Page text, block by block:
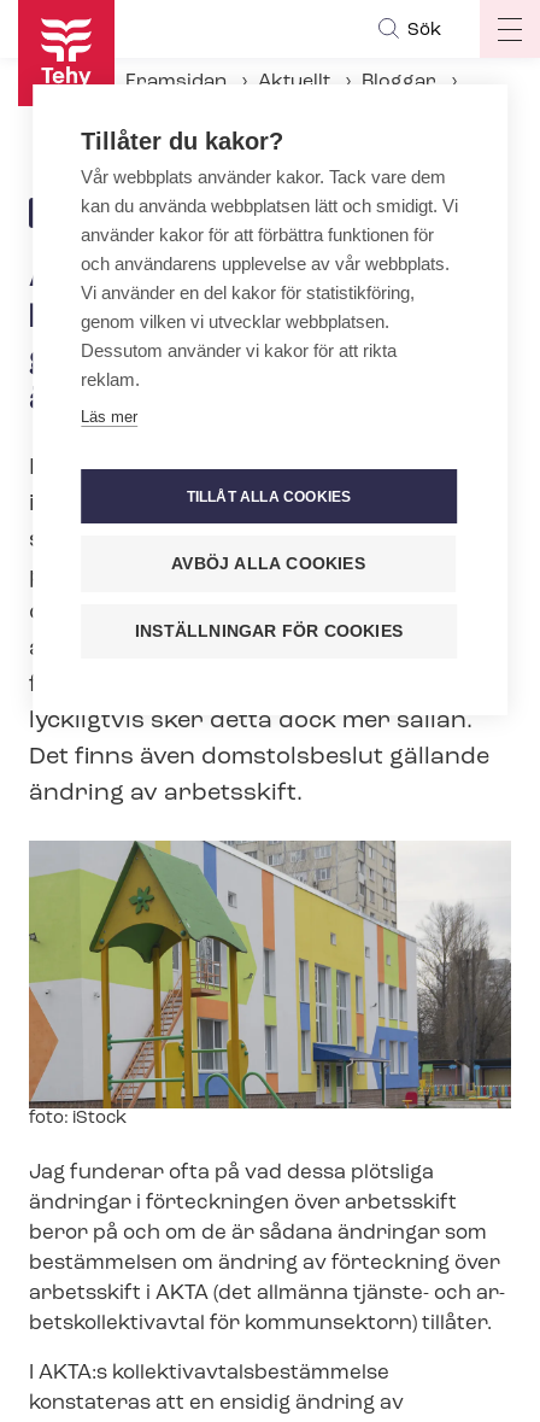
Hoppa
huvudinnehåll
Sök
Framsidan Aktuellt
Bloggar
BLOGG 28.4.2026 | 12:14
Är det något fel inom den
kommunala små­barnspe­da­
go­gi­ken om arbetsskift
ändras plötsligt?
I mitt arbete med Tehys
intressebevakning möter jag alltför ofta
situationer där en medlems arbetsskift
plötsligt har ändrats. Ibland har man till
och med låtit bli att meddela den
arbetstagare som ändringen i
förteckningen över arbetsskift gällde –
lyckligtvis sker detta dock mer sällan.
Det finns även domstolsbeslut gällande
ändring av arbetsskift.
Image
foto: iStock
Jag funderar ofta på vad dessa plötsliga
ändringar i förteckningen över arbetsskift
beror på och om de är sådana ändringar som
bestämmelsen om ändring av förteckning över
arbetsskift i AKTA (det allmänna tjänste- och ar­
betskol­lek­tivav­tal för kommunsektorn) tillåter.
I AKTA:s kol­lek­tivav­tals­be­stäm­mel­se
konstateras att en ensidig ändring av
Tillåter du kakor?
Vår webbplats använder kakor. Tack vare dem
kan du använda webbplatsen lätt och smidigt. Vi
använder kakor för att förbättra funktionen för
och användarens upplevelse av vår webbplats.
Vi använder en del kakor för statistikföring,
genom vilken vi utvecklar webbplatsen.
Dessutom använder vi kakor för att rikta
reklam.
Läs mer
TILLÅT ALLA COOKIES
AVBÖJ ALLA COOKIES
INSTÄLLNINGAR FÖR COOKIES